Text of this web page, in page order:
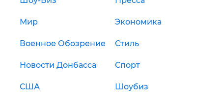
Мир Экономика
Военное Обозрение Стиль
Новости Донбасса Спорт
США Шоубиз